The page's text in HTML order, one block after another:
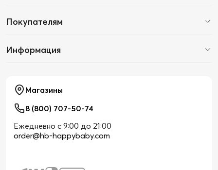
Покупателям
Информация
Магазины
8 (800) 707-50-74
Ежедневно с 9:00 до 21:00
order@hb-happybaby.com